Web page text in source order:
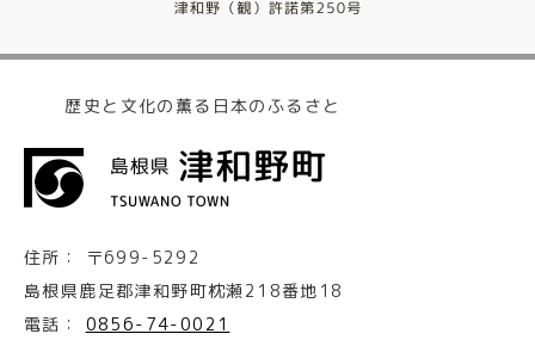
歴史と文化の薫る日本のふるさと
住所：
〒699-5292
島根県鹿足郡津和野町枕瀬218番地18
電話：
0856-74-0021